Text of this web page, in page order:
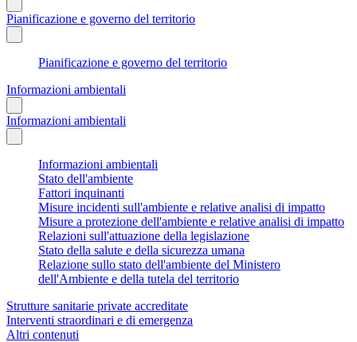
Pianificazione e governo del territorio
Pianificazione e governo del territorio
Informazioni ambientali
Informazioni ambientali
Informazioni ambientali
Stato dell'ambiente
Fattori inquinanti
Misure incidenti sull'ambiente e relative analisi di impatto
Misure a protezione dell'ambiente e relative analisi di impatto
Relazioni sull'attuazione della legislazione
Stato della salute e della sicurezza umana
Relazione sullo stato dell'ambiente del Ministero
dell'Ambiente e della tutela del territorio
Strutture sanitarie private accreditate
Interventi straordinari e di emergenza
Altri contenuti